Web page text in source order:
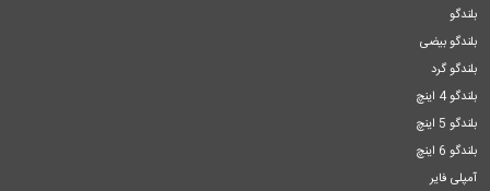
بلندگو
بلندگو بیضی
بلندگو گرد
بلندگو 4 اینچ
بلندگو 5 اینچ
بلندگو 6 اینچ
آمپلی فایر